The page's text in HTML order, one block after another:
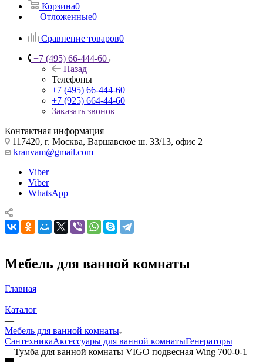
Корзина0
Отложенные0
Сравнение товаров0
+7 (495) 66-444-60
Назад
Телефоны
+7 (495) 66-444-60
+7 (925) 664-44-60
Заказать звонок
Контактная информация
117420, г. Москва, Варшавское ш. 33/13, офис 2
kranvam@gmail.com
Viber
Viber
WhatsApp
Мебель для ванной комнаты
Главная
—
Каталог
—
Мебель для ванной комнаты
СантехникаАксессуары для ванной комнатыГенераторы
—Тумба для ванной комнаты VIGO подвесная Wing 700-0-1